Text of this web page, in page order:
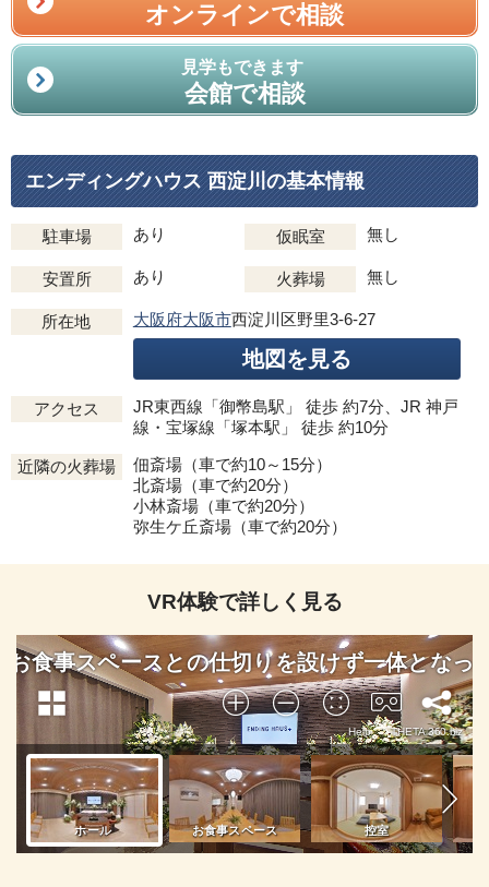
オンラインで相談
見学もできます
会館で相談
エンディングハウス 西淀川の基本情報
駐車場 あり 仮眠室 無し
安置所 あり 火葬場 無し
所在地 大阪府大阪市西淀川区野里3-6-27
地図を見る
アクセス
JR東西線「御幣島駅」 徒歩 約7分、JR 神戸
線・宝塚線「塚本駅」 徒歩 約10分
近隣の火葬場
佃斎場（車で約10～15分）
北斎場（車で約20分）
小林斎場（車で約20分）
弥生ケ丘斎場（車で約20分）
VR体験で詳しく見る